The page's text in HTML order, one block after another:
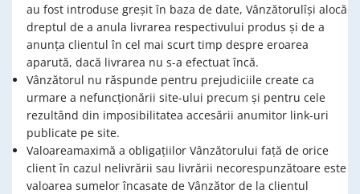
au fost introduse greșit în baza de date, Vânzătorulîși alocă
dreptul de a anula livrarea respectivului produs și de a
anunța clientul în cel mai scurt timp despre eroarea
aparută, dacă livrarea nu s-a efectuat încă.
Vânzătorul nu răspunde pentru prejudiciile create ca
urmare a nefuncționării site-ului precum și pentru cele
rezultând din imposibilitatea accesării anumitor link-uri
publicate pe site.
Valoareamaximă a obligațiilor Vânzătorului față de orice
client în cazul nelivrării sau livrării necorespunzătoare este
valoarea sumelor încasate de Vânzător de la clientul